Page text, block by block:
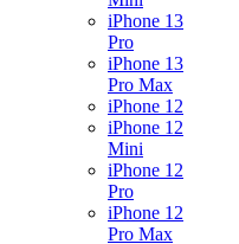
iPhone 13
Pro
iPhone 13
Pro Max
iPhone 12
iPhone 12
Mini
iPhone 12
Pro
iPhone 12
Pro Max